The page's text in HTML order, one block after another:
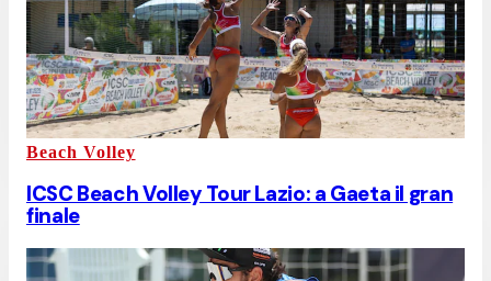
Beach Volley
ICSC Beach Volley Tour Lazio: a Gaeta il gran
finale